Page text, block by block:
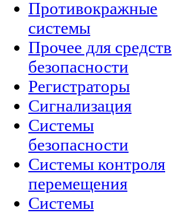
Противокражные
системы
Прочее для средств
безопасности
Регистраторы
Сигнализация
Системы
безопасности
Системы контроля
перемещения
Системы